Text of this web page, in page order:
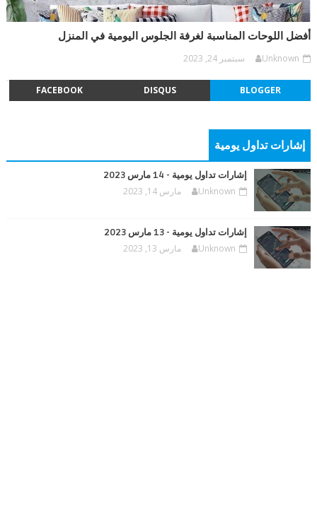
أفضل اللوحات المناسبة لغرفة الجلوس اليومية في المنزل
Unknown سبتمبر 24, 2023
BLOGGER
DISQUS
FACEBOOK
إشارات تداول يومية
إشارات تداول يومية - 14 مارس 2023
Unknown مارس 14, 2023
إشارات تداول يومية - 13 مارس 2023
Unknown مارس 13, 2023